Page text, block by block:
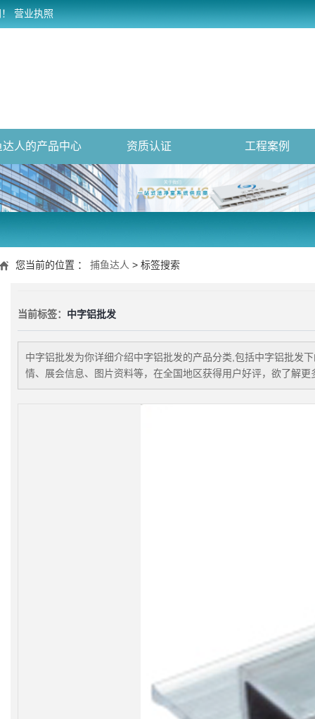
营业执照
达人的产品中心 资质认证 工程案例
您当前的位置 ： 捕鱼达人 > 标签搜索
当前标签： 中字铝批发
中字铝批发为你详细介绍中字铝批发的产品分类,包括中字铝批发
情、展会信息、图片资料等，在全国地区获得用户好评，欲了解